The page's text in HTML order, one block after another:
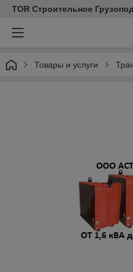
TOR Строительное
Товары и услуги